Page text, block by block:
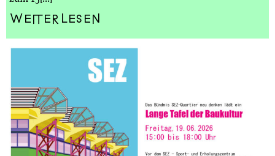
Weiterlesen